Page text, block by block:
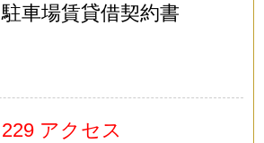
駐車場賃貸借契約書
229 アクセス